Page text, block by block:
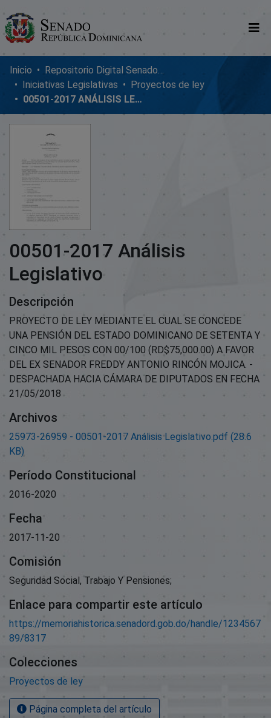
Comunidades
Glosario
Nosotros
Inicio
Repositorio Digital SenadoRD
Iniciativas Legislativas
Proyectos de ley
00501-2017 ANÁLISIS LEGISLATIVO
00501-2017 Análisis
Legislativo
Descripción
PROYECTO DE LEY MEDIANTE EL CUAL SE CONCEDE
UNA PENSIÓN DEL ESTADO DOMINICANO DE SETENTA Y
CINCO MIL PESOS CON 00/100 (RD$75,000.00) A FAVOR
DEL EX SENADOR FREDDY ANTONIO RINCÓN MOJICA. -
DESPACHADA HACIA CÁMARA DE DIPUTADOS EN FECHA
21/05/2018
Archivos
25973-26959 - 00501-2017 Análisis Legislativo.pdf (28.6
KB)
Período Constitucional
2016-2020
Fecha
2017-11-20
Comisión
Seguridad Social, Trabajo Y Pensiones;
Enlace para compartir este artículo
https://memoriahistorica.senadord.gob.do/handle/1234567
89/8317
Colecciones
Proyectos de ley
Página completa del artículo